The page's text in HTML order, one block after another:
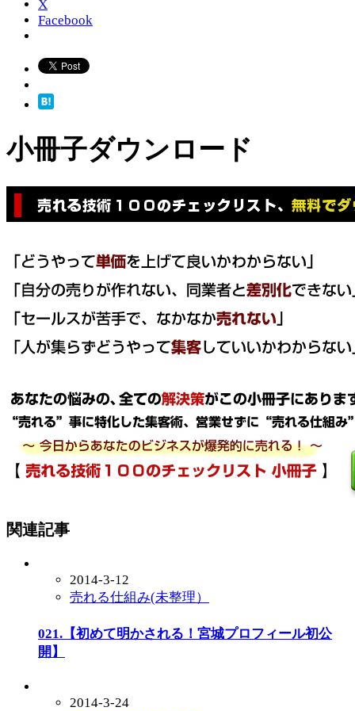
X
Facebook
小冊子ダウンロード
関連記事
2014-3-12
売れる仕組み(未整理）
021.【初めて明かされる！宮城プロフィール初公
開】
2014-3-24